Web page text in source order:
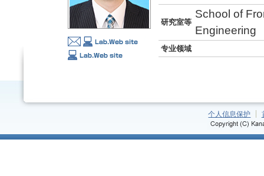
研究室等
School of
Engineering
专业领域
个人信息保护